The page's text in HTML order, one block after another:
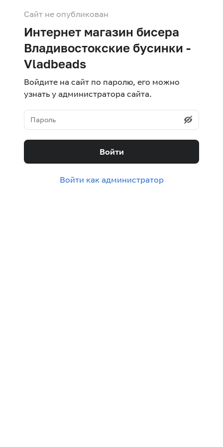
Сайт не опубликован
Интернет магазин бисера
Владивостокские бусинки -
Vladbeads
Войдите на сайт по паролю, его можно
узнать у администратора сайта.
Войти
Войти как администратор